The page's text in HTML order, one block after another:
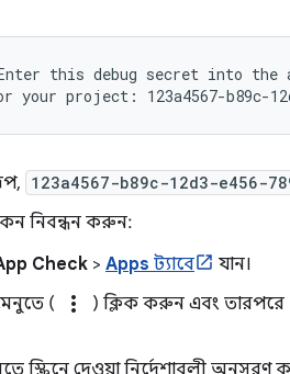
Enter this debug secret into
123a4567-b89c-12d3-e456-
নিবন্ধন করুন:
Check > Apps ট্যাবে
যান।
(
more_vert ) ক্লিক করুন এবং তারপরে
স্ক্রিনে দেওয়া নির্দেশাবলী অনুসরণ